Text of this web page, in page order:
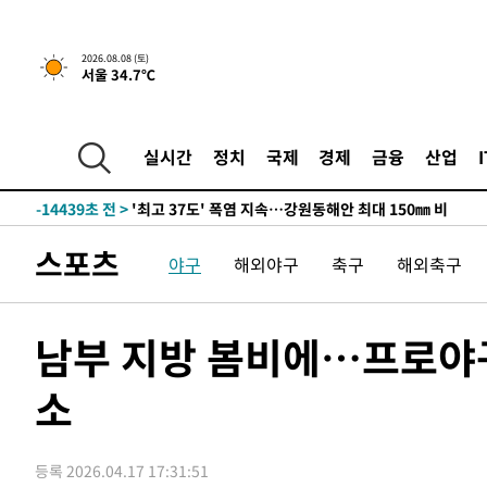
2026.08.08 (토)
서울 34.7℃
실시간 정치 국제 경제 금융 산업
-7565초 전 >[속보]뉴욕증시 상승 마감…S&P 0.6% 나스닥 1.3%↑
-30283초 전 >극한폭염 한풀 꺾이지만…'낮 최고 35도' 무더위, 열대야
-25818초 전 >
[속보]'압수수색·성접대 논란' 축구협회 "실망과 걱정
-14439초 전 >
-7565초 전 > [속보]뉴욕증시 상승 마감…S&P 0.6% 나스닥 1.3%↑
주 날씨]
-27301초 전 >
축구협회 "압수수색·성접대 논란 사과…쇄신의 기회로
-25818초 전 >[속보]'압수수색·성접대 논란' 축구협회 "실망과 걱정 안
-7565초 전 > [속보]뉴욕증시 상승 마감…S&P 0.6% 나스닥 1.3%↑
스포츠 야구 해외야구 축구 해외축구
남부 지방 봄비에…프로
소
등록 2026.04.17 17:31:51